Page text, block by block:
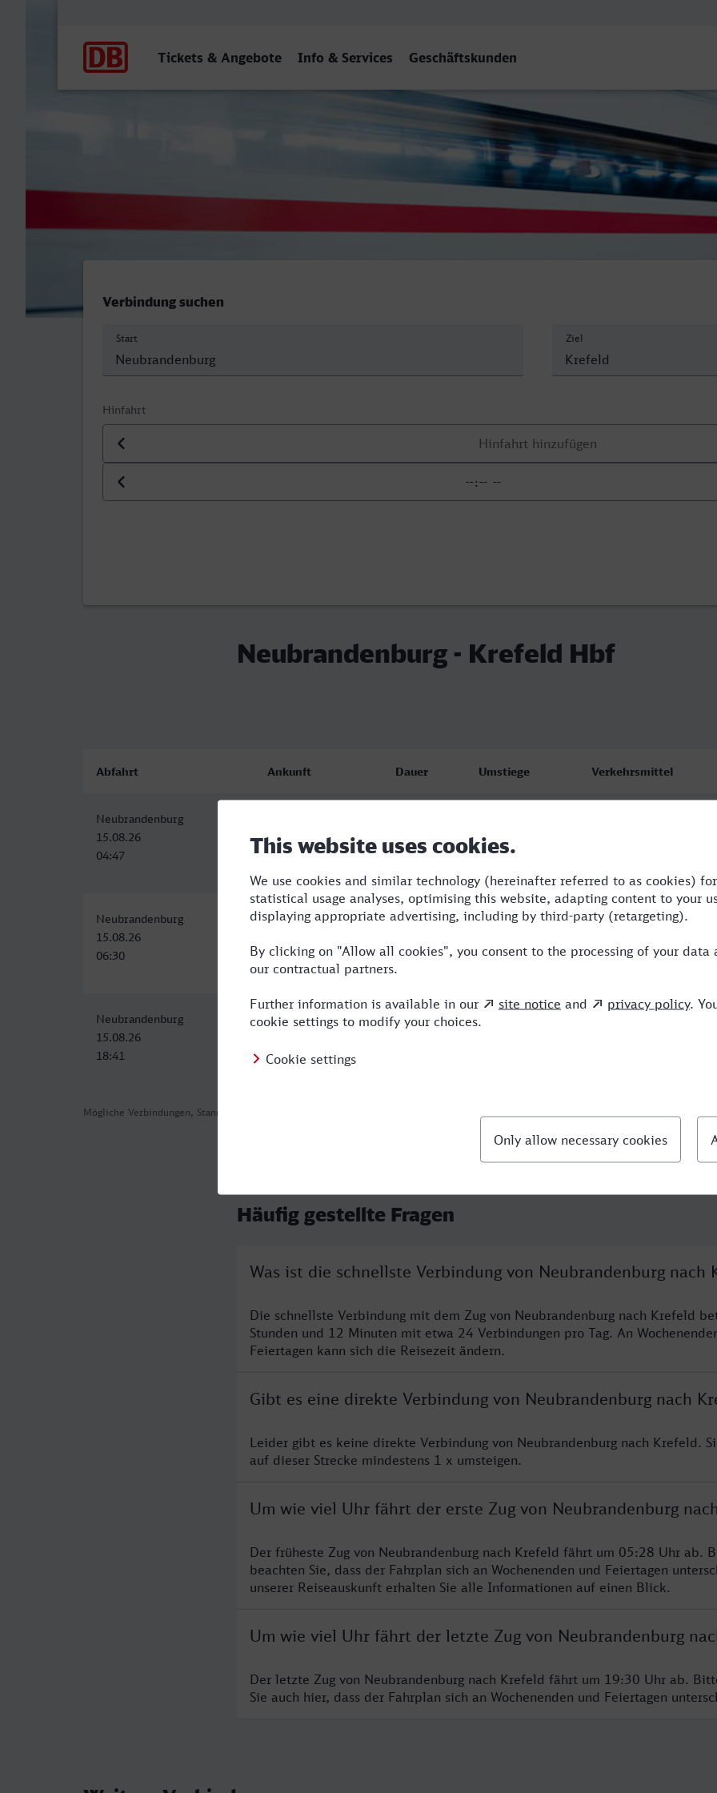
Tickets & Angebote Info & Services Geschäftskunden
Neubrandenburg - Krefeld Hbf
Verbindung suchen
Start Ziel
Hinfahrt
Datum der Hinfahrt
Uhrzeit der Hinfahrt
Neubrandenburg - Krefeld Hbf
Mögliche Verbindungen, Stand: 2026-08-01 06:24
Abfahrt Ankunft Dauer Umstiege Verkehrsmittel
Neubrandenburg
15.08.26
04:47
15.08.26
11:59
Neubrandenburg
15.08.26
06:30
Krefeld Hbf
14:59
8:29 2 RB,RE,ICE
Neubrandenburg
15.08.26
18:41
Krefeld Hbf
03:59
9:18
Häufig gestellte Fragen
Was ist die schnellste Verbindung von Neubrandenburg nach
Die schnellste Verbindung mit dem Zug von Neubrandenburg nach Krefeld
Stunden und 12 Minuten mit etwa 24 Verbindungen pro Tag. An
Feiertagen kann sich die Reisezeit ändern.
Gibt es eine direkte Verbindung von Neubrandenburg nach
Leider gibt es keine direkte Verbindung von Neubrandenburg nach Krefeld.
auf dieser Strecke mindestens 1 x umsteigen.
Um wie viel Uhr fährt der erste Zug von Neubrandenburg
Der früheste Zug von Neubrandenburg nach Krefeld fährt um 05:28 Uhr ab.
beachten Sie, dass der Fahrplan sich an Wochenenden und Feiertagen
unserer Reiseauskunft erhalten Sie alle Informationen auf einen Blick.
Um wie viel Uhr fährt der letzte Zug von Neubrandenburg
Der letzte Zug von Neubrandenburg nach Krefeld fährt um 19:30 Uhr ab.
Sie auch hier, dass der Fahrplan sich an Wochenenden und Feiertagen